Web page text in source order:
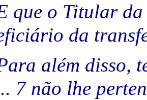
que o Titular
da
além disso,
7 não lhe